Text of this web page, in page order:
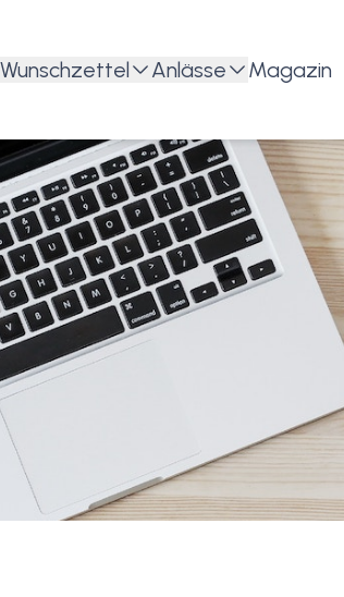
Wunschzettel Anlässe Magazin